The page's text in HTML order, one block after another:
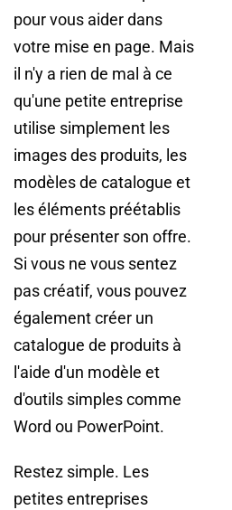
pour vous aider dans
votre mise en page. Mais
il n'y a rien de mal à ce
qu'une petite entreprise
utilise simplement les
images des produits, les
modèles de catalogue et
les éléments préétablis
pour présenter son offre.
Si vous ne vous sentez
pas créatif, vous pouvez
également créer un
catalogue de produits à
l'aide d'un modèle et
d'outils simples comme
Word ou PowerPoint.
Restez simple. Les
petites entreprises